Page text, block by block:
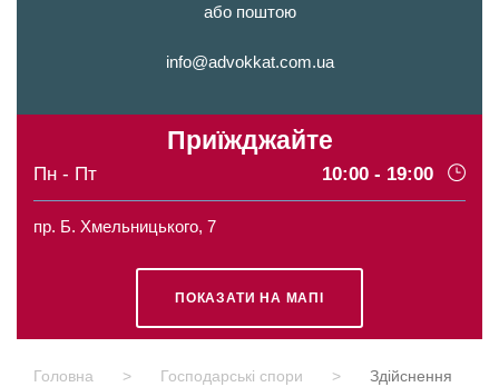
або поштою
info@advokkat.com.ua
Приїжджайте
Пн - Пт 10:00 - 19:00
пр. Б. Хмельницького, 7
ПОКАЗАТИ НА МАПІ
Головна > Господарські спори >
Здійснення